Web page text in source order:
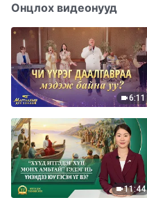
Онцлох видеонууд
6:11
11:44